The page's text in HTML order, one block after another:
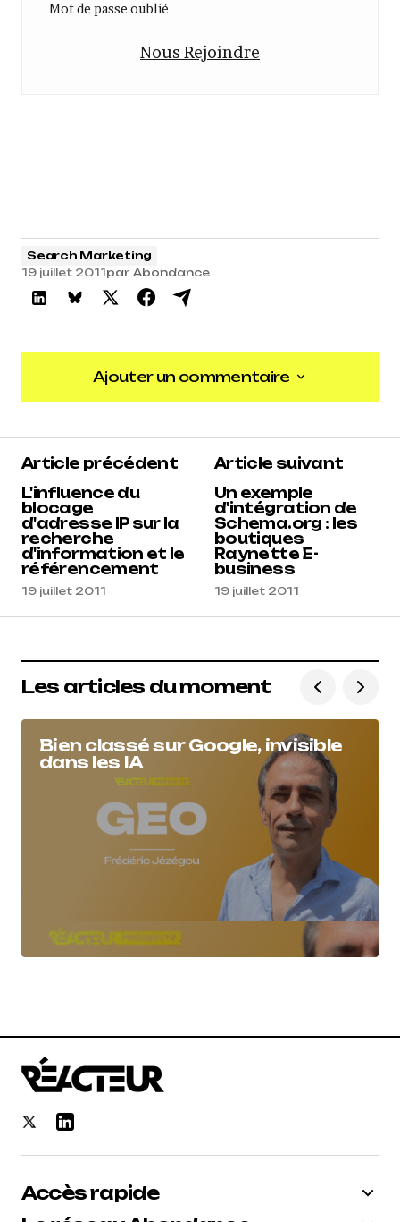
Mot de passe oublié
Nous Rejoindre
Search Marketing
19 juillet 2011par Abondance
Ajouter un commentaire
Ajouter un commentaire
Article précédent
L'influence du
blocage
d'adresse IP sur la
recherche
d'information et le
référencement
19 juillet 2011
Article suivant
Un exemple
d'intégration de
Schema.org : les
boutiques
Raynette E-
business
19 juillet 2011
Les articles du moment
Bien classé sur Google, invisible
dans les IA
Accès rapide